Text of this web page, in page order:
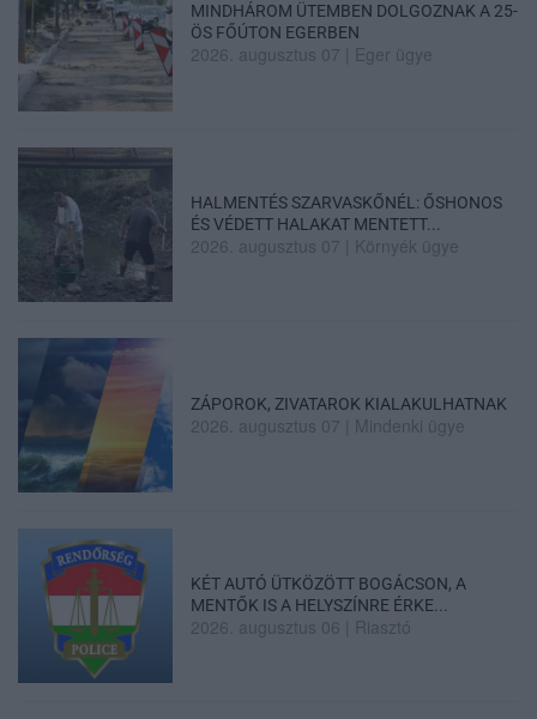
MINDHÁROM ÜTEMBEN DOLGOZNAK A 25-
ÖS FŐÚTON EGERBEN
2026. augusztus 07 Eger ügye
HALMENTÉS SZARVASKŐNÉL: ŐSHONOS
ÉS VÉDETT HALAKAT MENTETT...
2026. augusztus 07 Környék ügye
ZÁPOROK, ZIVATAROK KIALAKULHATNAK
2026. augusztus 07 Mindenki ügye
KÉT AUTÓ ÜTKÖZÖTT BOGÁCSON, A
MENTŐK IS A HELYSZÍNRE ÉRKE...
2026. augusztus 06 Riasztó